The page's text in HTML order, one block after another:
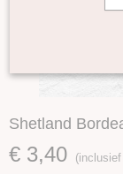
Shetland
€ 3,40